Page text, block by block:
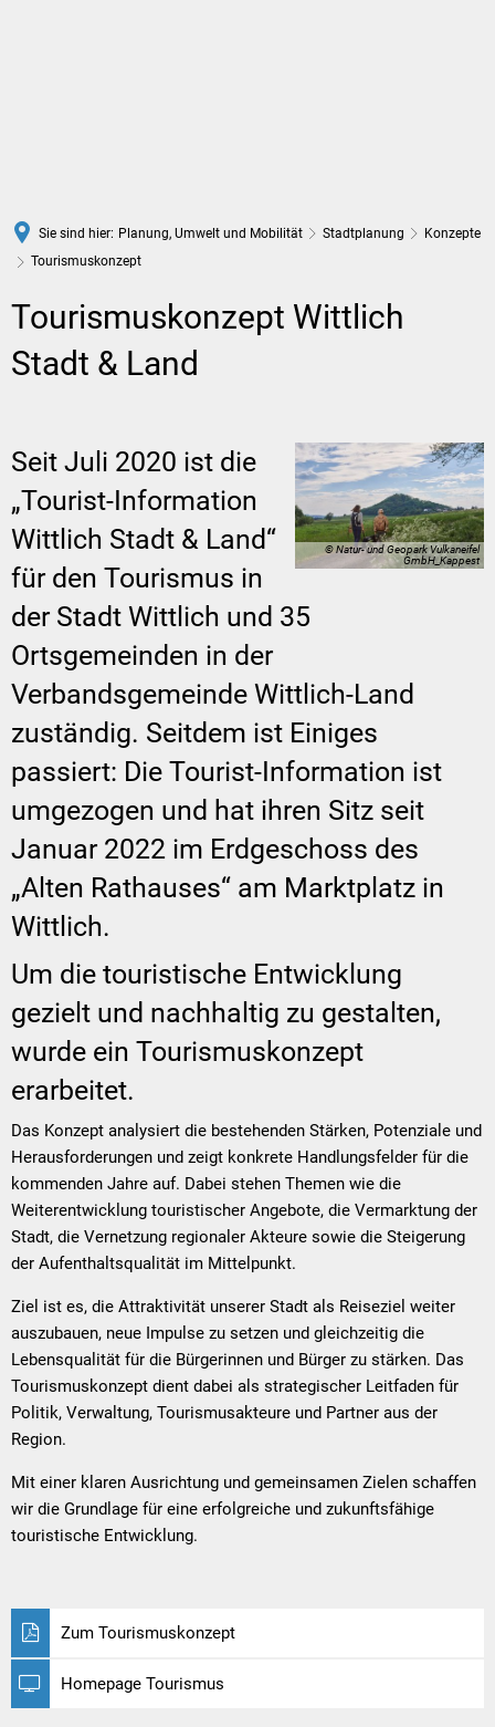
Sie sind hier: Planung, Umwelt und Mobilität Stadtplanung
Konzepte
Tourismuskonzept
Tourismuskonzept
Tourismuskonzept Wittlich
Stadt & Land
© Natur- und Geopark Vulkaneifel
GmbH_Kappest
Seit Juli 2020 ist die
„Tourist-Information
Wittlich Stadt & Land“
für den Tourismus in
der Stadt Wittlich und 35
Ortsgemeinden in der
Verbandsgemeinde Wittlich-Land
zuständig. Seitdem ist Einiges
passiert: Die Tourist-Information ist
umgezogen und hat ihren Sitz seit
Januar 2022 im Erdgeschoss des
„Alten Rathauses“ am Marktplatz in
Wittlich.
Um die touristische Entwicklung
gezielt und nachhaltig zu gestalten,
wurde ein Tourismuskonzept
erarbeitet.
Das Konzept analysiert die bestehenden Stärken, Potenziale und
Herausforderungen und zeigt konkrete Handlungsfelder für die
kommenden Jahre auf. Dabei stehen Themen wie die
Weiterentwicklung touristischer Angebote, die Vermarktung der
Stadt, die Vernetzung regionaler Akteure sowie die Steigerung
der Aufenthaltsqualität im Mittelpunkt.
Ziel ist es, die Attraktivität unserer Stadt als Reiseziel weiter
auszubauen, neue Impulse zu setzen und gleichzeitig die
Lebensqualität für die Bürgerinnen und Bürger zu stärken. Das
Tourismuskonzept dient dabei als strategischer Leitfaden für
Politik, Verwaltung, Tourismusakteure und Partner aus der
Region.
Mit einer klaren Ausrichtung und gemeinsamen Zielen schaffen
wir die Grundlage für eine erfolgreiche und zukunftsfähige
touristische Entwicklung.
Zum Tourismuskonzept
Homepage Tourismus